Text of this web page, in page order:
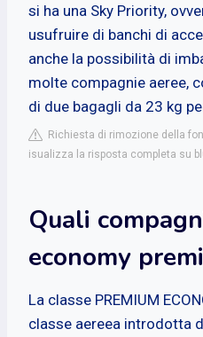
si ha una Sky Priority,
usufruire di banchi di
anche la possibilità di
molte compagnie aeree,
di due bagagli da 23 kg
Richiesta di rimozione della
isualizza la risposta completa su
Quali
economy
La classe PREMIUM
classe aereea introdotta